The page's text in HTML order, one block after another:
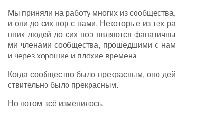
Мы приняли на работу многих из сообщества,
и они до сих пор с нами. Некоторые из тех ра
нних людей до сих пор являются фанатичны
ми членами сообщества, прошедшими с нам
и через хорошие и плохие времена.
Когда сообщество было прекрасным, оно дей
ствительно было прекрасным.
Но потом всё изменилось.